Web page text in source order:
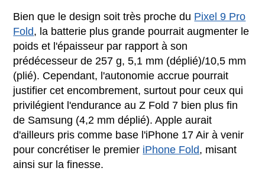
Bien que le design soit très proche du Pixel 9 Pro
Fold, la batterie plus grande pourrait augmenter le
poids et l'épaisseur par rapport à son
prédécesseur de 257 g, 5,1 mm (déplié)/10,5 mm
(plié). Cependant, l'autonomie accrue pourrait
justifier cet encombrement, surtout pour ceux qui
privilégient l'endurance au Z Fold 7 bien plus fin
de Samsung (4,2 mm déplié). Apple aurait
d'ailleurs pris comme base l'iPhone 17 Air à venir
pour concrétiser le premier iPhone Fold, misant
ainsi sur la finesse.